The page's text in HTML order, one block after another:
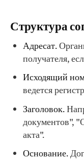
Структура
Адресат.
получателя,
Исходящий
ведется
Заголовок.
документов",
акта".
Основание.